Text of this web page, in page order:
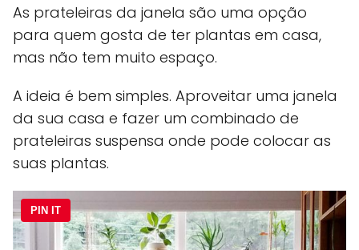
As prateleiras da janela são uma opção
para quem gosta de ter plantas em casa,
mas não tem muito espaço.
A ideia é bem simples. Aproveitar uma janela
da sua casa e fazer um combinado de
prateleiras suspensa onde pode colocar as
suas plantas.
PIN IT